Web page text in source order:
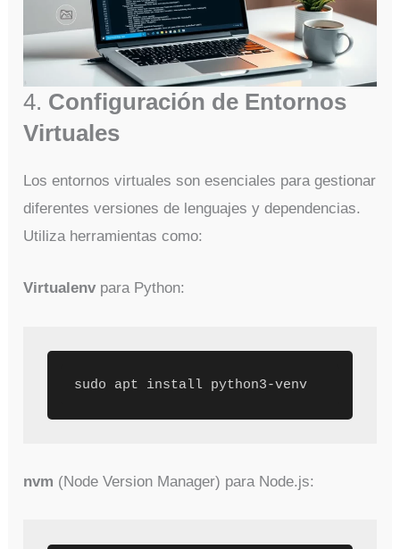
4. Configuración de Entornos
Virtuales
Los entornos virtuales son esenciales para gestionar
diferentes versiones de lenguajes y dependencias.
Utiliza herramientas como:
Virtualenv para Python:
sudo apt install python3-venv
nvm (Node Version Manager) para Node.js: